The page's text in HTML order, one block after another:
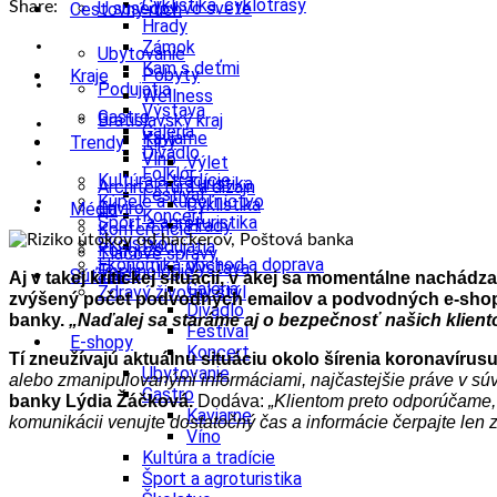
Cyklistika, cyklotrasy
Hrady
Zámok
Kam s deťmi
Podujatia
Výstava
Galéria
Divadlo
Folklór
Festival
Koncert
U susedov vo svete
Cestovný ruch
Ubytovanie
Pobyty
Wellness
Gastro
Kaviarne
Víno
Kultúra a tradície
Kúpele a kúpeľníctvo
Šport a agroturistika
Školstvo
Ekonomika obchod a doprava
Kraje
Bratislavský kraj
Tipy
Výlet
Turistika
Cyklistika
Hrady
Podujatia
Výstava
Galéria
Divadlo
Festival
Koncert
Ubytovanie
Gastro
Kaviarne
Víno
Kultúra a tradície
Šport a agroturistika
Trendy
Architektúra a dizajn
Enviro
Konferencie
Kongres
Technológie
Zdravý životný štýl
Médiá
Tlačové správy
Videá
Súťaže
E-shopy
Share:
Aj v takej kritickej situácií, v akej sa momentálne
zvýšený počet podvodných emailov a podvodných e-
banky. „Naďalej sa staráme aj o bezpečnosť našich
Tí zneužívajú aktuálnu situáciu okolo šírenia
alebo zmanipulovanými informáciami, najčastejšie práve v
banky Lýdia Žáčková. Dodáva: „Klientom preto
komunikácii venujte dostatočný čas a informácie čerpajte len